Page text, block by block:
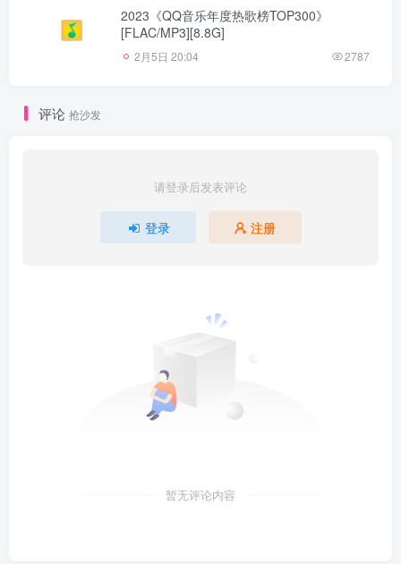
2023《QQ音乐年度热歌榜TOP300》
[FLAC/MP3][8.8G]
2月5日 20:04 2787
评论 抢沙发
请登录后发表评论
登录 注册
暂无评论内容